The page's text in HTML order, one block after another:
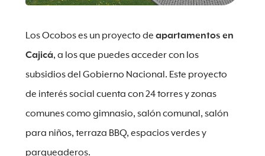
Los Ocobos es un proyecto de apartamentos en
Cajicá, a los que puedes acceder con los
subsidios del Gobierno Nacional. Este proyecto
de interés social cuenta con 24 torres y zonas
comunes como gimnasio, salón comunal, salón
para niños, terraza BBQ, espacios verdes y
parqueaderos.